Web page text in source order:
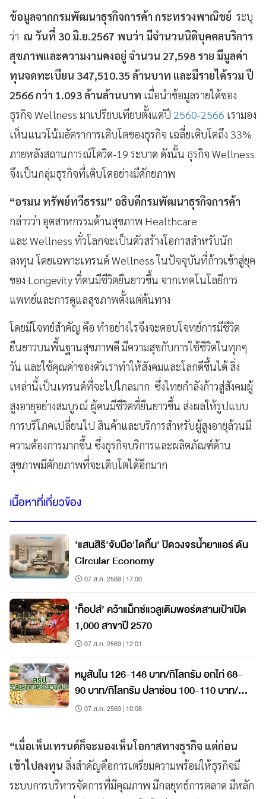
ข้อมูลจากกรมพัฒนาธุรกิจการค้า กระทรวงพาณิชย์ ระบุ
ว่า ณ วันที่ 30 มิ.ย.2567 พบว่า มีจำนวนนิติบุคคลบริการ
สุขภาพและความงามคงอยู่ จำนวน 27,598 ราย มีมูลค่า
ทุนจดทะเบียน 347,510.35 ล้านบาท และมีรายได้รวม ปี
2566 กว่า 1.093 ล้านล้านบาท เมื่อนำข้อมูลรายได้ของ
ธุรกิจ Wellness มาเปรียบเทียบตั้งแต่ปี 2560-2566 เรามอง
เห็นแนวโน้มอัตราการเติบโตของธุรกิจ เฉลี่ยเติบโตถึง 33%
ภายหลังสถานการณ์โควิด-19 ระบาด ดังนั้น ธุรกิจ Wellness
จึงเป็นกลุ่มธุรกิจที่เติบโตอย่างมีศักยภาพ
“อรมน ทรัพย์ทวีธรรม” อธิบดีกรมพัฒนาธุรกิจการค้า
กล่าวว่า อุตสาหกรรมด้านสุขภาพ Healthcare
และ Wellness ทั่วโลกจะเป็นตัวสร้างโอกาสสำหรับนัก
ลงทุน โดยเฉพาะเทรนด์ Wellness ในปัจจุบันที่ก้าวเข้าสู่ยุค
ของ Longevity ที่คนมีชีวิตยืนยาวขึ้น จากเทคโนโลยีการ
แพทย์และการดูแลสุขภาพตั้งแต่ต้นทาง
โดยมีโจทย์สำคัญ คือ ทำอย่างไรจึงจะตอบโจทย์การมีชีวิต
ยืนยาวบนพี้นฐานสุขภาพดี มีความสุขกับการใช้ชีวิตในทุกๆ
วัน และใช้คุณค่าของตัวเราทำให้สังคมและโลกดีขึ้นได้ สิ่ง
เหล่านี้เป็นเทรนด์ที่จะไปไกลมาก ซึ่งไทยกำลังก้าวสู่สังคมผู้
สูงอายุอย่างสมบูรณ์ ผู้คนมีชีวิตที่ยืนยาวขึ้น ส่งผลให้รูปแบบ
การบริโภคเปลี่ยนไป สินค้าและบริการสำหรับผู้สูงอายุล้วนมี
ความต้องการมากขึ้น ซึ่งธุรกิจบริการและผลิตภัณฑ์ด้าน
สุขภาพมีศักยภาพที่จะเติบโตได้อีกมาก
เนื้อหาที่เกี่ยวข้อง
'แสนสิริ'จับมือ'ไดกิ้น' ปิดวงจรน้ำยาแอร์ ดัน
Circular Economy
07 ส.ค. 2569 | 17:00
‘ท็อปส์’ คว้าแม็กซ์แวลูเติมพอร์ตสานเป้าเปิด
1,000 สาขาปี 2570
07 ส.ค. 2569 | 12:01
หมูสันใน 126-148 บาท/กิโลกรัม อกไก่ 68-
90 บาท/กิโลกรัม ปลาช่อน 100-110 บาท/
กิโลกรัม
07 ส.ค. 2569 | 10:08
“เมื่อเห็นเทรนด์ก็จะมองเห็นโอกาสทางธุรกิจ แต่ก่อน
เข้าไปลงทุน สิ่งสำคัญคือการเตรียมความพร้อมให้ธุรกิจมี
ระบบการบริหารจัดการที่มีคุณภาพ มีกลยุทธ์การตลาด มีหลัก